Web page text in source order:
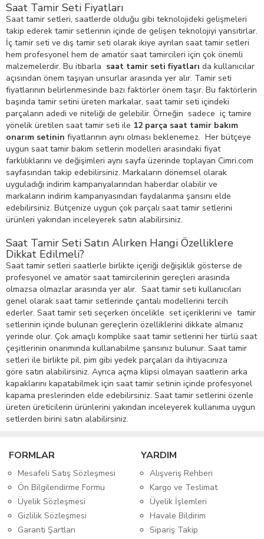
Saat Tamir Seti Fiyatları
Saat tamir setleri, saatlerde olduğu gibi teknolojideki gelişmeleri
takip ederek tamir setlerinin içinde de gelişen teknolojiyi yansıtırlar.
İç tamir seti ve dış tamir seti olarak ikiye ayrılan saat tamir setleri
hem profesyonel hem de amatör saat tamircileri için çok önemli
malzemelerdir. Bu itibarla saat tamir seti fiyatları da kullanıcılar
açısından önem taşıyan unsurlar arasında yer alır. Tamir seti
fiyatlarının belirlenmesinde bazı faktörler önem taşır. Bu faktörlerin
başında tamir setini üreten markalar, saat tamir seti içindeki
parçaların adedi ve niteliği de gelebilir. Örneğin sadece iç tamire
yönelik üretilen saat tamir seti ile 12 parça saat tamir bakım
onarım setinin fiyatlarının aynı olması beklenemez. Her bütçeye
uygun saat tamir bakım setlerin modelleri arasındaki fiyat
farklılıklarını ve değişimleri aynı sayfa üzerinde toplayan Cimri.com
sayfasından takip edebilirsiniz. Markaların dönemsel olarak
uyguladığı indirim kampanyalarından haberdar olabilir ve
markaların indirim kampanyasından faydalanma şansını elde
edebilirsiniz. Bütçenize uygun çok parçalı saat tamir setlerini
ürünleri yakından inceleyerek satın alabilirsiniz.
Saat Tamir Seti Satın Alırken Hangi Özelliklere
Dikkat Edilmeli?
Saat tamir setleri saatlerle birlikte içeriği değişiklik gösterse de
profesyonel ve amatör saat tamircilerinin gereçleri arasında
olmazsa olmazlar arasında yer alır. Saat tamir seti kullanıcıları
genel olarak saat tamir setlerinde çantalı modellerini tercih
ederler. Saat tamir seti seçerken öncelikle set içeriklerini ve tamir
setlerinin içinde bulunan gereçlerin özelliklerini dikkate almanız
yerinde olur. Çok amaçlı komplike saat tamir setlerini her türlü saat
çeşitlerinin onarımında kullanabilme şansınız bulunur. Saat tamir
setleri ile birlikte pil, pim gibi yedek parçaları da ihtiyacınıza
göre satın alabilirsiniz. Ayrıca açma klipsi olmayan saatlerin arka
kapaklarını kapatabilmek için saat tamir setinin içinde profesyonel
kapama preslerinden elde edebilirsiniz. Saat tamir setlerini özenle
üreten üreticilerin ürünlerini yakından inceleyerek kullanıma uygun
setlerden birini satın alabilirsiniz.
FORMLAR
Mesafeli Satış Sözleşmesi
Ön Bilgilendirme Formu
Üyelik Sözleşmesi
Gizlilik Sözleşmesi
Garanti Şartları
YARDIM
Alışveriş Rehberi
Kargo ve Teslimat
Üyelik İşlemleri
Havale Bildirim
Sipariş Takip